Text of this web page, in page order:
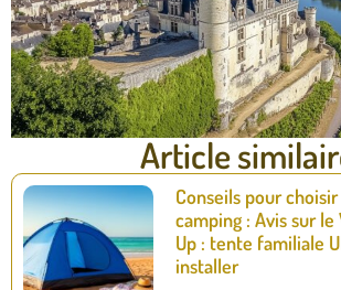
Article
Conseils pour
camping : Avis sur
Up : tente familiale
installer